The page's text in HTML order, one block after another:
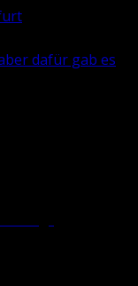
dafür gab es